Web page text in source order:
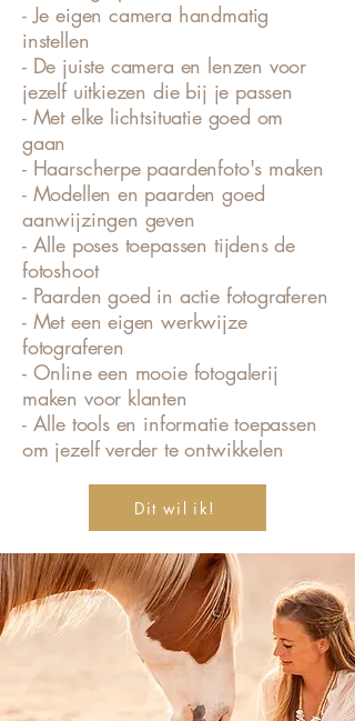
- Je eigen camera handmatig
instellen
- De juiste camera en lenzen voor
jezelf uitkiezen die bij je passen
- Met elke lichtsituatie goed om
gaan
- Haarscherpe paardenfoto's maken
- Modellen en paarden goed
aanwijzingen geven
- Alle poses toepassen tijdens de
fotoshoot
- Paarden goed in actie fotograferen
- Met een eigen werkwijze
fotograferen
- Online een mooie fotogalerij
maken voor klanten
- Alle tools en informatie toepassen
om jezelf verder te ontwikkelen
Dit wil ik!